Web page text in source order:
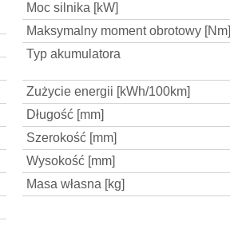
Moc silnika [kW]
Maksymalny moment obrotowy [Nm]
Typ akumulatora
Zużycie energii [kWh/100km]
Długość [mm]
Szerokość [mm]
Wysokość [mm]
Masa własna [kg]